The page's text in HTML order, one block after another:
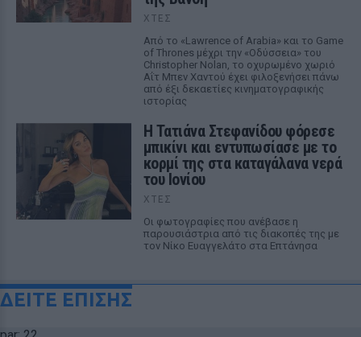
ΧΤΕΣ
Από το «Lawrence of Arabia» και το Game
of Thrones μέχρι την «Οδύσσεια» του
Christopher Nolan, το οχυρωμένο χωριό
Αΐτ Μπεν Χαντού έχει φιλοξενήσει πάνω
από έξι δεκαετίες κινηματογραφικής
ιστορίας
Η Τατιάνα Στεφανίδου φόρεσε
μπικίνι και εντυπωσίασε με το
κορμί της στα καταγάλανα νερά
του Ιονίου
ΧΤΕΣ
Οι φωτογραφίες που ανέβασε η
παρουσιάστρια από τις διακοπές της με
τον Νίκο Ευαγγελάτο στα Επτάνησα
ΔΕΙΤΕ ΕΠΙΣΗΣ